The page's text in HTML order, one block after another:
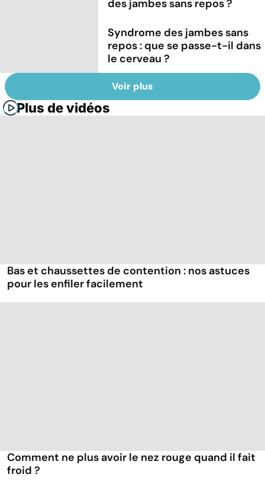
des jambes sans repos ?
Syndrome des jambes sans
repos : que se passe-t-il dans
le cerveau ?
Voir plus
Plus de vidéos
Bas et chaussettes de contention : nos astuces
pour les enfiler facilement
Comment ne plus avoir le nez rouge quand il fait
froid ?